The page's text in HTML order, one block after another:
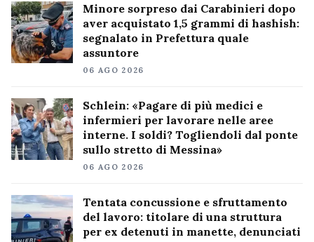
Minore sorpreso dai Carabinieri dopo
aver acquistato 1,5 grammi di hashish:
segnalato in Prefettura quale
assuntore
06 AGO 2026
Schlein: «Pagare di più medici e
infermieri per lavorare nelle aree
interne. I soldi? Togliendoli dal ponte
sullo stretto di Messina»
06 AGO 2026
Tentata concussione e sfruttamento
del lavoro: titolare di una struttura
per ex detenuti in manette, denunciati